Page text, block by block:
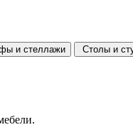
и стеллажи Столы и